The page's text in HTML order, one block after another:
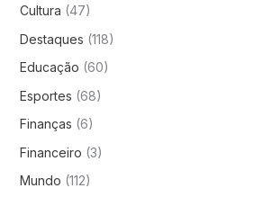
Cultura (47)
Destaques (118)
Educação (60)
Esportes (68)
Finanças (6)
Financeiro (3)
Mundo (112)